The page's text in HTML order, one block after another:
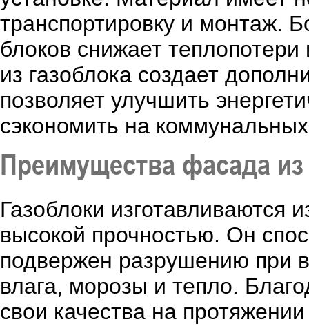
транспортировку и монтаж.
блоков снижает
из газоблока создает
позволяет улучшить
сэкономить на коммунальных
Преимущества фасада из
Газоблоки изготавливаются
высокой прочностью. Он
подвержен разрушению при
влага, морозы и тепло.
свои качества на